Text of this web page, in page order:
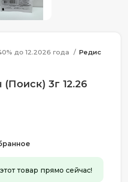
до 12.2026 года Редис
3г 12.26
товар прямо сейчас!